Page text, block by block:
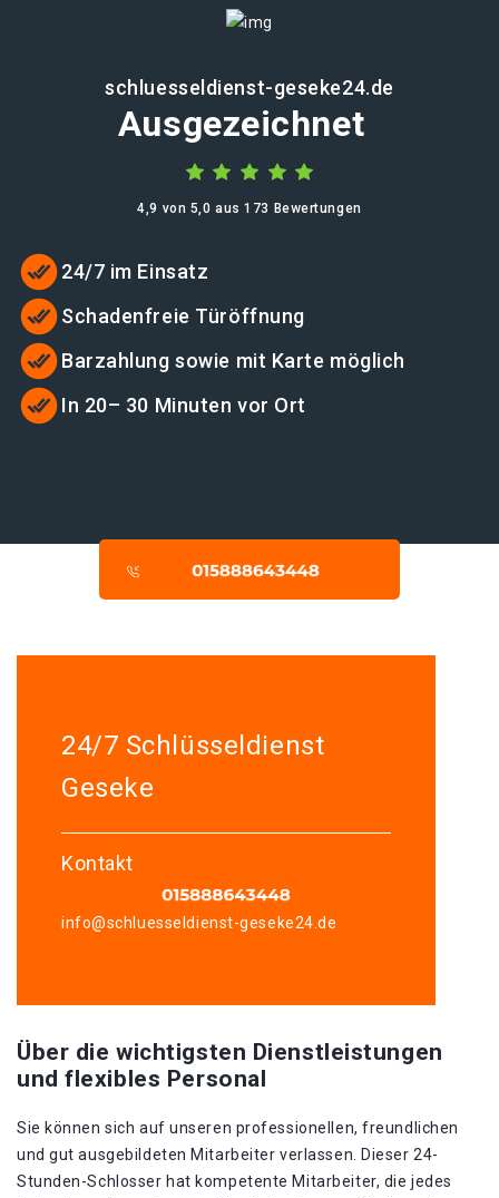
schluesseldienst-geseke24.de
Ausgezeichnet
4,9 von 5,0 aus 173 Bewertungen
24/7 im Einsatz
Schadenfreie Türöffnung
Barzahlung sowie mit Karte möglich
In 20– 30 Minuten vor Ort
24/7 Schlüsseldienst
Geseke
Kontakt
info@schluesseldienst-geseke24.de
Über die wichtigsten Dienstleistungen
und flexibles Personal
Sie können sich auf unseren professionellen, freundlichen
und gut ausgebildeten Mitarbeiter verlassen. Dieser 24-
Stunden-Schlosser hat kompetente Mitarbeiter, die jedes